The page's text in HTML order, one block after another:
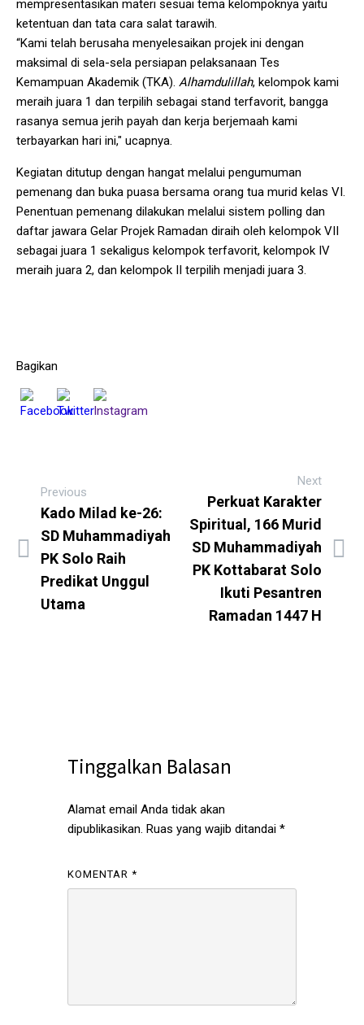
mempresentasikan materi sesuai tema kelompoknya yaitu
ketentuan dan tata cara salat tarawih.
“Kami telah berusaha menyelesaikan projek ini dengan
maksimal di sela-sela persiapan pelaksanaan Tes
Kemampuan Akademik (TKA). Alhamdulillah, kelompok kami
meraih juara 1 dan terpilih sebagai stand terfavorit, bangga
rasanya semua jerih payah dan kerja berjemaah kami
terbayarkan hari ini," ucapnya.
Kegiatan ditutup dengan hangat melalui pengumuman
pemenang dan buka puasa bersama orang tua murid kelas VI.
Penentuan pemenang dilakukan melalui sistem polling dan
daftar jawara Gelar Projek Ramadan diraih oleh kelompok VII
sebagai juara 1 sekaligus kelompok terfavorit, kelompok IV
meraih juara 2, dan kelompok II terpilih menjadi juara 3.
Bagikan
Previous
Kado Milad ke-26:
SD Muhammadiyah
PK Solo Raih
Predikat Unggul
Utama
Next
Perkuat Karakter
Spiritual, 166 Murid
SD Muhammadiyah
PK Kottabarat Solo
Ikuti Pesantren
Ramadan 1447 H
Tinggalkan Balasan
Alamat email Anda tidak akan
dipublikasikan. Ruas yang wajib ditandai *
KOMENTAR *